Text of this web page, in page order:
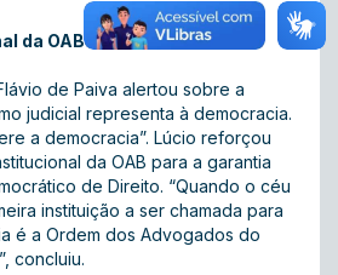
da OAB
de Paiva alertou sobre a
judicial representa à democracia.
a democracia”. Lúcio reforçou
da OAB para a garantia
de Direito. “Quando o céu
instituição a ser chamada para
é a Ordem dos Advogados do
concluiu.